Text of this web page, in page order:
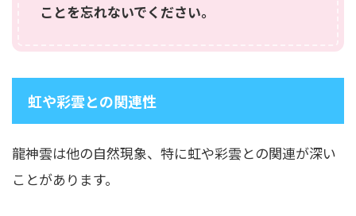
ことを忘れないでください。
虹や彩雲との関連性
龍神雲は他の自然現象、特に虹や彩雲との関連が深い
ことがあります。